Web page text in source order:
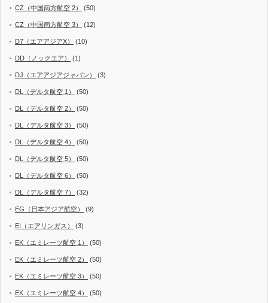
CZ（中国南方航空 2） (50)
CZ（中国南方航空 3） (12)
D7（エアアジアX） (10)
DD（ノックエア） (1)
DJ（エアアジアジャパン） (3)
DL（デルタ航空 1） (50)
DL（デルタ航空 2） (50)
DL（デルタ航空 3） (50)
DL（デルタ航空 4） (50)
DL（デルタ航空 5） (50)
DL（デルタ航空 6） (50)
DL（デルタ航空 7） (32)
EG（日本アジア航空） (9)
EI（エアリンガス） (3)
EK（エミレーツ航空 1） (50)
EK（エミレーツ航空 2） (50)
EK（エミレーツ航空 3） (50)
EK（エミレーツ航空 4） (50)